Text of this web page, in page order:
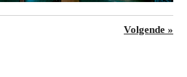
Volgende »